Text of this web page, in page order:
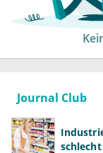
Journal Club